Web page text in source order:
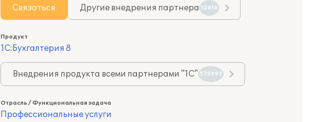
Связаться Другие внедрения партнера 12616
Продукт
1С:Бухгалтерия 8
Внедрения продукта всеми партнерами "1С" 575993
Отрасль / Функциональная задача
Профессиональные услуги